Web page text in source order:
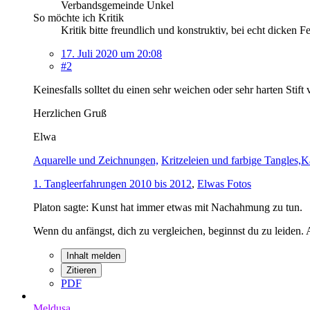
Verbandsgemeinde Unkel
So möchte ich Kritik
Kritik bitte freundlich und konstruktiv, bei echt dicken
17. Juli 2020 um 20:08
#2
Keinesfalls solltet du einen sehr weichen oder sehr harten
Herzlichen Gruß
Elwa
Aquarelle und Zeichnungen, Kritzeleien und farbige Tangles,
1. Tangleerfahrungen 2010 bis 2012, Elwas Fotos
Platon sagte: Kunst hat immer etwas mit Nachahmung zu tun.
Wenn du anfängst, dich zu vergleichen, beginnst du zu leiden.
Inhalt melden
Zitieren
PDF